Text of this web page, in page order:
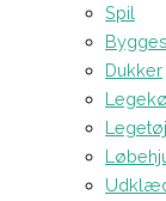
Spil
Dukker